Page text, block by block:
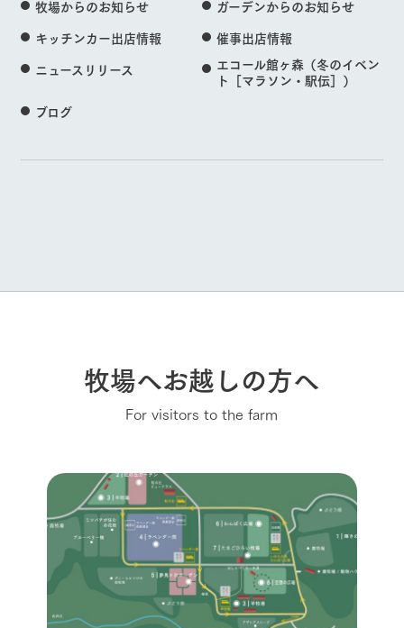
牧場からのお知らせ
ガーデンからのお知らせ
キッチンカー出店情報
催事出店情報
ニュースリリース
エコール館ヶ森（冬のイベン
ト［マラソン・駅伝］）
ブログ
牧場へお越しの方へ
For visitors to the farm